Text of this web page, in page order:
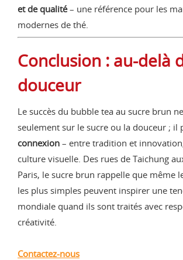
et de qualité– une référence pour les
modernes de thé.
Conclusion : au-delà
douceur
Le succès du bubble tea au sucre brun
seulement sur le sucre ou la douceur ; il
connexion – entre tradition et
culture visuelle. Des rues de Taichung
Paris, le sucre brun rappelle que même
les plus simples peuvent inspirer une
mondiale quand ils sont traités avec
créativité.
Contactez-nous